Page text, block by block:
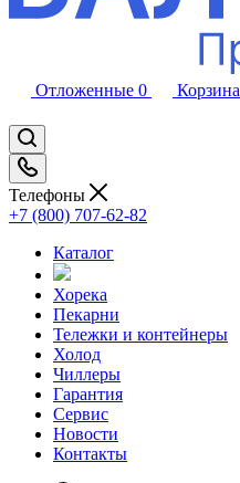
Отложенные 0 Корзина
Телефоны
+7 (800) 707-62-82
Каталог
Хорека
Пекарни
Тележки и контейнеры
Холод
Чиллеры
Гарантия
Сервис
Новости
Контакты